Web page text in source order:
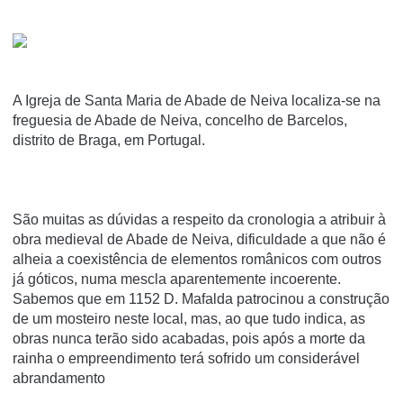
A Igreja de Santa Maria de Abade de Neiva localiza-se na
freguesia de Abade de Neiva, concelho de Barcelos,
distrito de Braga, em Portugal.
São muitas as dúvidas a respeito da cronologia a atribuir à
obra medieval de Abade de Neiva, dificuldade a que não é
alheia a coexistência de elementos românicos com outros
já góticos, numa mescla aparentemente incoerente.
Sabemos que em 1152 D. Mafalda patrocinou a construção
de um mosteiro neste local, mas, ao que tudo indica, as
obras nunca terão sido acabadas, pois após a morte da
rainha o empreendimento terá sofrido um considerável
abrandamento